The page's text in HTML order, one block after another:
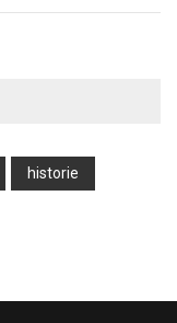
historie